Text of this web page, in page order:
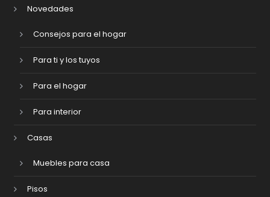
Novedades
Consejos para el hogar
Para ti y los tuyos
Para el hogar
Para interior
Casas
Muebles para casa
Pisos